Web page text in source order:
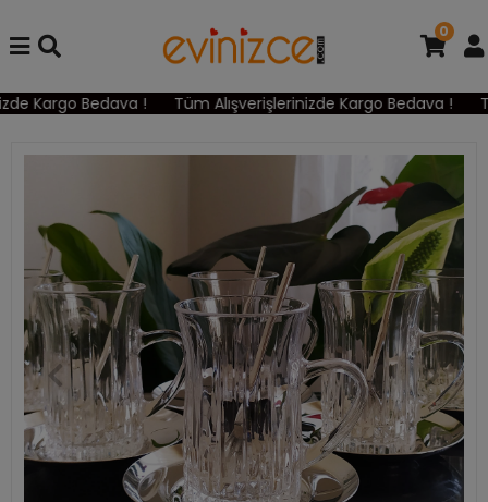
Kargo Bedava ! Tüm Alışverişlerinizde Kargo Bedava !
0